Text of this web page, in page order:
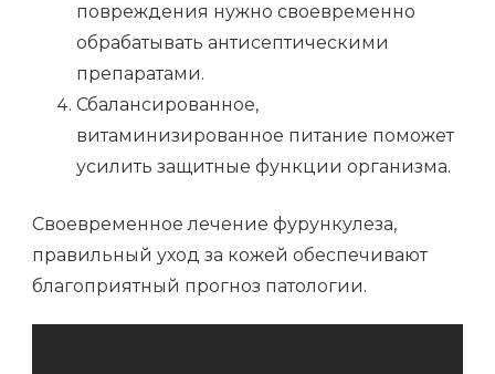
повреждения нужно своевременно
обрабатывать антисептическими
препаратами.
Сбалансированное,
витаминизированное питание поможет
усилить защитные функции организма.
Своевременное лечение фурункулеза,
правильный уход за кожей обеспечивают
благоприятный прогноз патологии.